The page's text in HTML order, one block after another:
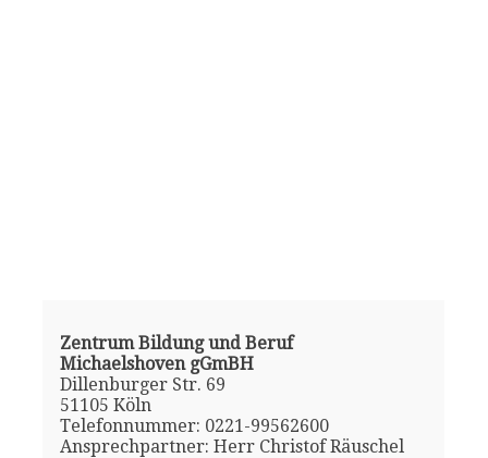
Zentrum Bildung und Beruf
Michaelshoven gGmBH
Dillenburger Str. 69
51105 Köln
Telefonnummer: 0221-99562600
Ansprechpartner: Herr Christof Räuschel